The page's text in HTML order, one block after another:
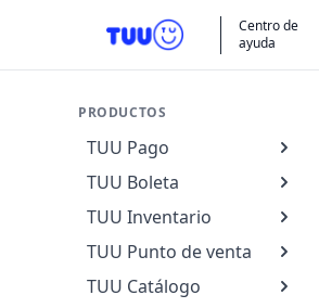
Centro de
ayuda
PRODUCTOS
TUU Pago
TUU Boleta
TUU Inventario
TUU Punto de venta
TUU Catálogo